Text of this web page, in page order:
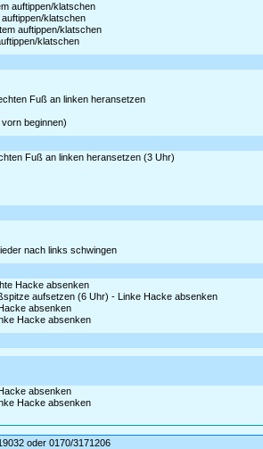
auftippen/klatschen
klatschen
auftippen/klatschen
klatschen
Fuß an linken heransetzen
beginnen)
Fuß an linken heransetzen (3 Uhr)
nach links schwingen
Hacke absenken
aufsetzen (6 Uhr) - Linke Hacke absenken
absenken
Hacke absenken
absenken
Hacke absenken
oder 0170/3171206